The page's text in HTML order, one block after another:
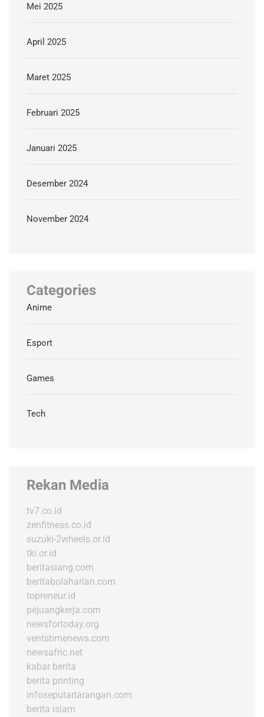
Mei 2025
April 2025
Maret 2025
Februari 2025
Januari 2025
Desember 2024
November 2024
Categories
Anime
Esport
Games
Tech
Rekan Media
tv7.co.id
zenfitness.co.id
suzuki-2wheels.or.id
tki.or.id
beritasiang.com
beritabolaharian.com
topreneur.id
pejuangkerja.com
newsfortoday.org
ventstimenews.com
newsafric.net
kabar berita
berita printing
infoseputarlarangan.com
berita islam